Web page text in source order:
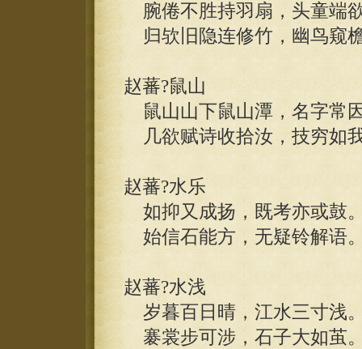
腕倦不胜持羽扇，头童端
归欤旧隐连修竹，幽鸟窥
赵蕃?鼠山
鼠山山下鼠山潭，名字常
几欲赋诗收拾汝，技穷如
赵蕃?水乐
如抑又成扬，既考亦或鼓
始信石能方，无疑铃解语
赵蕃?水浅
岁暮百日晴，江水三寸浅
褰裳步可涉，石子大如茧